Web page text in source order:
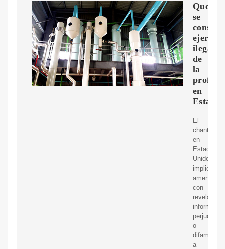
Que
se
ilegal
de
la
en
Estados
El
chantaje
en
Estados
Unidos
implica
amenazar
con
revelar
perjudicial
o
difamatoria
a